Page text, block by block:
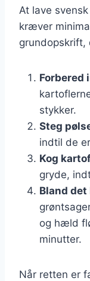
At lave
kræver
grundopskrift,
Forbered
stykker.
Steg
indtil de
Kog
gryde,
Bland det
og hæld
minutter.
Når retten er